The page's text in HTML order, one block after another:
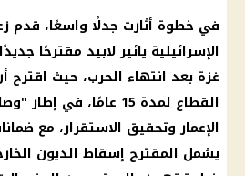
في خطوة أثارت جدلًا واسعًا، قدم
الإسرائيلية يائير لابيد مقترحًا
غزة بعد انتهاء الحرب، حيث اقترح
القطاع لمدة 15 عامًا، في
الإعمار وتحقيق الاستقرار، مع
يشمل المقترح إسقاط الديون